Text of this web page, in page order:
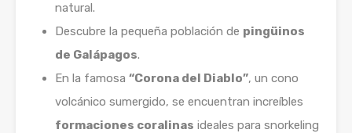
natural.
Descubre la pequeña población de pingüinos
de Galápagos.
En la famosa “Corona del Diablo”, un cono
volcánico sumergido, se encuentran increíbles
formaciones coralinas ideales para snorkeling